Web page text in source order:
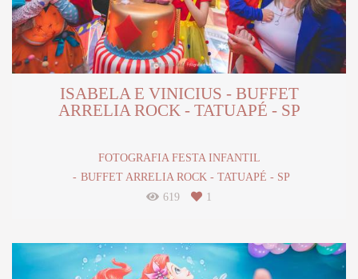
ISABELA E VINICIUS - BUFFET
ARRELIA ROCK - TATUAPÉ - SP
FOTOGRAFIA FESTA INFANTIL
BUFFET ARRELIA ROCK - TATUAPÉ - SP
619
1